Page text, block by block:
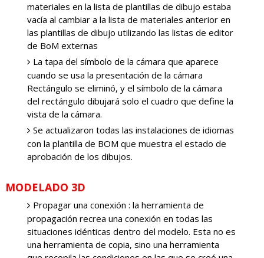
materiales en la lista de plantillas de dibujo estaba
vacía al cambiar a la lista de materiales anterior en
las plantillas de dibujo utilizando las listas de editor
de BoM externas
La tapa del símbolo de la cámara que aparece
cuando se usa la presentación de la cámara
Rectángulo se eliminó, y el símbolo de la cámara
del rectángulo dibujará solo el cuadro que define la
vista de la cámara.
Se actualizaron todas las instalaciones de idiomas
con la plantilla de BOM que muestra el estado de
aprobación de los dibujos.
MODELADO 3D
Propagar una conexión : la herramienta de
propagación recrea una conexión en todas las
situaciones idénticas dentro del modelo. Esta no es
una herramienta de copia, sino una herramienta